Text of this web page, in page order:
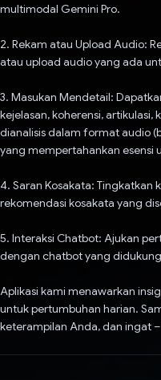
multimodal Gemini Pro.
2. Rekam atau Upload Audio:
atau upload audio yang ada
3. Masukan Mendetail:
kejelasan, koherensi,
dianalisis dalam format audio
yang mempertahankan esensi
4. Saran Kosakata: Tingkatkan
rekomendasi kosakata yang
5. Interaksi Chatbot: Ajukan
dengan chatbot yang
Aplikasi kami menawarkan
untuk pertumbuhan harian.
keterampilan Anda, dan ingat